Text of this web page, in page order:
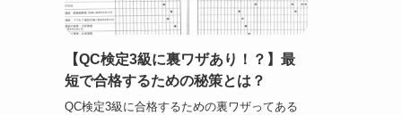
【QC検定3級に裏ワザあり！？】最
短で合格するための秘策とは？
QC検定3級に合格するための裏ワザってある